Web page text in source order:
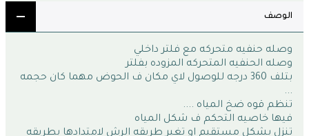
الوصف
وصله حنفيه متحركه مع فلتر داخلي
وصله الحنفيه المتحركه المزوده بفلتر
...
تنظم قوه ضخ المياه ....
فيها خاصيه التحكم ف شكل المياه